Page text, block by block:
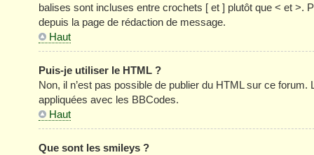
balises sont incluses entre crochets [ et ] plutôt que < et >.
depuis la page de rédaction de message.
Haut
Puis-je utiliser le HTML ?
Non, il n’est pas possible de publier du HTML sur ce
appliquées avec les BBCodes.
Haut
Que sont les smileys ?